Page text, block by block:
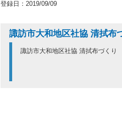
登録日：2019/09/09
諏訪市大和地区社協 清拭布
諏訪市大和地区社協 清拭布づくり